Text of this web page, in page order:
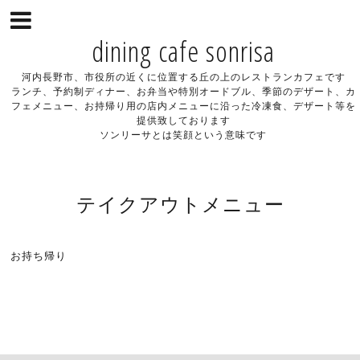
dining cafe sonrisa
河内長野市、市役所の近くに位置する丘の上のレストランカフェです
ランチ、予約制ディナー、お弁当や特別オードブル、季節のデザート、カ
フェメニュー、お持帰り用の店内メニューに沿った冷凍食、デザート等を
提供致しております
ソンリーサとは笑顔という意味です
テイクアウトメニュー
お持ち帰り